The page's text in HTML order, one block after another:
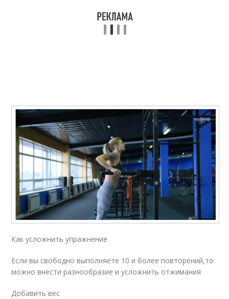
Как усложнить упражнение
Если вы свободно выполняете 10 и более повторений,то
можно внести разнообразие и усложнить отжимания
Добавить вес